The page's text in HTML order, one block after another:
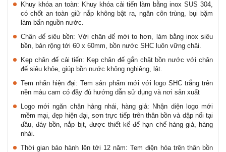
Khuy khóa an toàn: Khuy khóa cải tiến làm bằng inox SUS 304,
có chốt an toàn giữ nắp không bật ra, ngăn côn trùng, bụi bặm
làm bẩn nguồn nước.
Chân đế siêu bền: Với chân đế mới to hơn, làm bằng inox siêu
bền, bản rộng tới 60 x 60mm, bồn nước SHC luôn vững chãi.
Kẹp chân đế cải tiến: Kẹp chân đế gắn chặt bồn nước với chân
đế siêu khỏe, giúp bồn nước không nghiêng, lật.
Tem nhãn hiện đại: Tem sản phẩm mới với logo SHC trắng trên
nền màu cam có đầy đủ hướng dẫn sử dụng và nơi sản xuất
Logo mới ngăn chặn hàng nhái, hàng giả: Nhận diện logo mới
mềm mại, đẹp hiện đại, sơn trực tiếp trên thân bồn và dập nổi tại
đầu, đáy bồn, nắp bịt, được thiết kế để hạn chế hàng giả, hàng
nhái.
Thời gian bảo hành lên tới 12 năm: Tem điện hóa trên thân bồn